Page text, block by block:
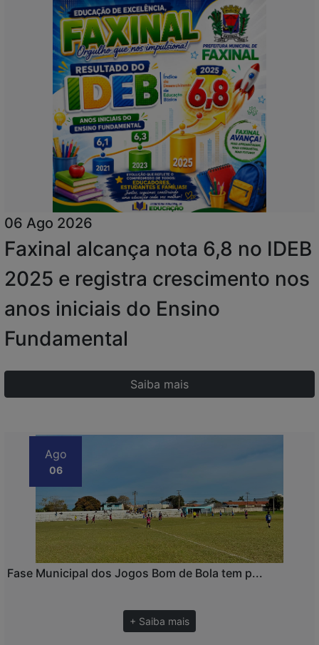
06 Ago 2026
Faxinal alcança nota 6,8 no IDEB
2025 e registra crescimento nos
anos iniciais do Ensino
Fundamental
Saiba mais
Ago
06
Fase Municipal dos Jogos Bom de Bola tem p...
+ Saiba mais